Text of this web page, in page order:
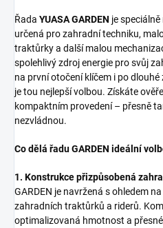
Řada YUASA GARDEN je
určená pro zahradní techniku,
traktůrky a další malou
spolehlivý zdroj energie pro svůj
na první otočení klíčem i po dlouhé
je tou nejlepší volbou. Získáte
kompaktním provedení – přesně
nezvládnou.
Co dělá řadu GARDEN ideální
1. Konstrukce přizpůsobená
GARDEN je navržená s ohledem
zahradních traktůrků a riderů.
optimalizovaná hmotnost a